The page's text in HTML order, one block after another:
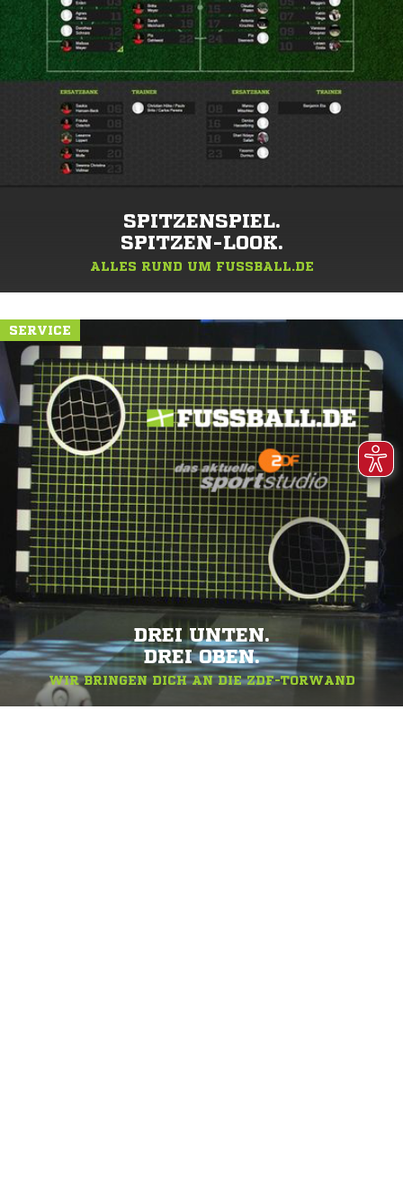
SPITZENSPIEL.
SPITZEN-LOOK.
ALLES RUND UM FUSSBALL.DE
SERVICE
DREI UNTEN.
DREI OBEN.
WIR BRINGEN DICH AN DIE ZDF-TORWAND